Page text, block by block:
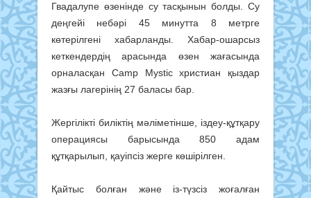
Гвадалупе өзенінде су тасқынын болды. Су
деңгейі небәрі 45 минутта 8 метрге
көтерілгені хабарланды. Хабар-ошарсыз
кеткендердің арасында өзен жағасында
орналасқан Сamp Mystic христиан қыздар
жазғы лагерінің 27 баласы бар.
Жергілікті биліктің мәліметінше, іздеу-құтқару
операциясы барысында 850 адам
құтқарылып, қауіпсіз жерге көшірілген.
Қайтыс болған және із-түзсіз жоғалған